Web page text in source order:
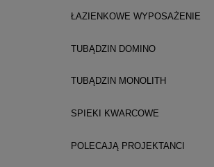
ŁAZIENKOWE WYPOSAŻENIE
TUBĄDZIN DOMINO
TUBĄDZIN MONOLITH
SPIEKI KWARCOWE
POLECAJĄ PROJEKTANCI